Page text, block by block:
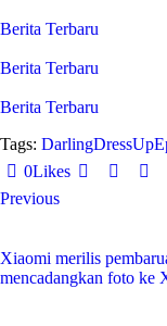
Berita Terbaru
Berita Terbaru
Berita Terbaru
Tags: DarlingDressUp
0Likes
Post
Previous
Xiaomi merilis
mencadangkan foto ke